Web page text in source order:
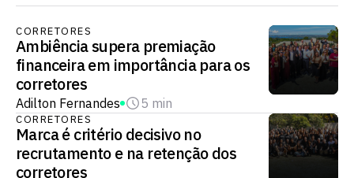
CORRETORES
Ambiência supera premiação
financeira em importância para os
corretores
Adilton Fernandes 5 min
CORRETORES
Marca é critério decisivo no
recrutamento e na retenção dos
corretores